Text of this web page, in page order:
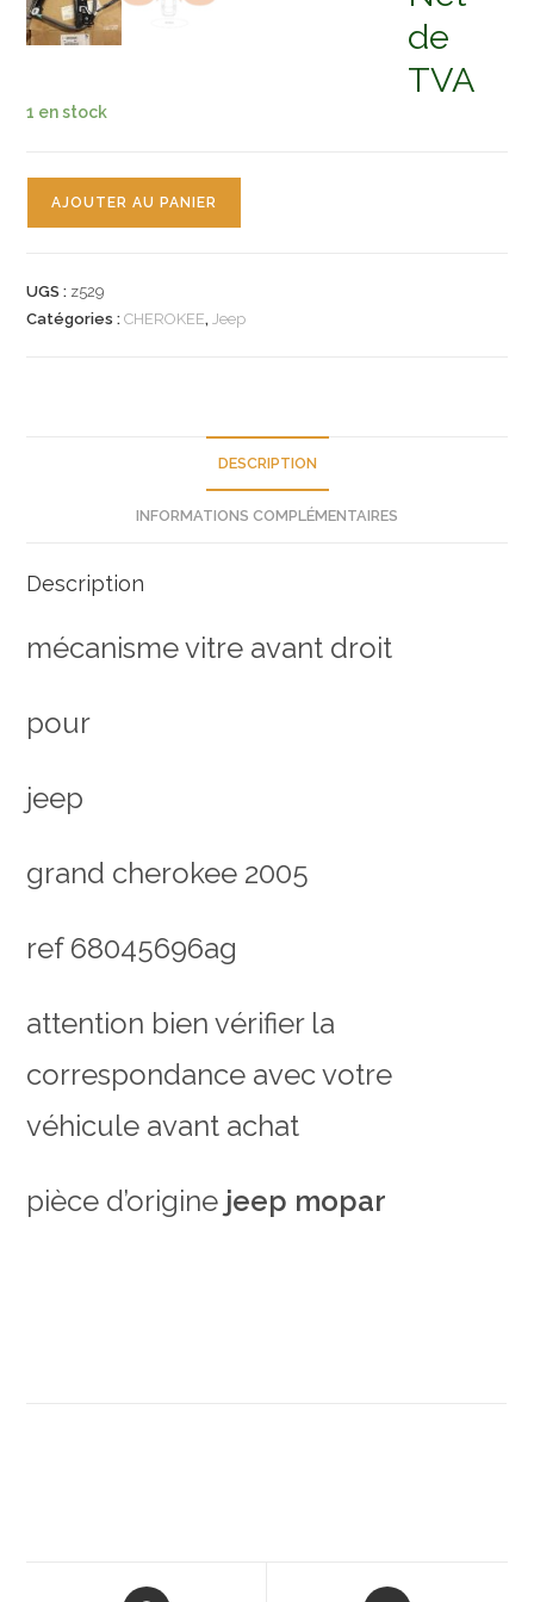
de
TVA
1 en stock
AJOUTER AU PANIER
UGS : z529
Catégories :CHEROKEE,Jeep
DESCRIPTION
INFORMATIONS COMPLÉMENTAIRES
Description
mécanisme vitre avant droit
pour
jeep
grand cherokee 2005
ref 68045696ag
attention bien vérifier la
correspondance avec votre
véhicule avant achat
pièce d’origine jeep mopar
Opens Opens